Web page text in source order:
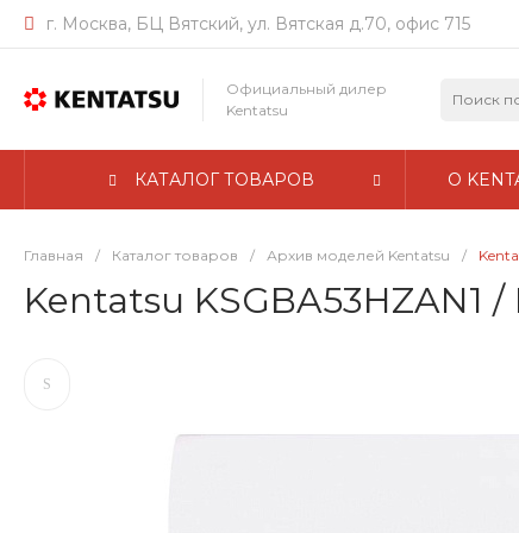
г. Москва, БЦ Вятский, ул. Вятская д.70, офис 715
Официальный дилер
Kentatsu
КАТАЛОГ ТОВАРОВ О
Главная / Каталог товаров / Архив моделей Kentatsu /
Kentatsu KSGBA53HZAN1 /